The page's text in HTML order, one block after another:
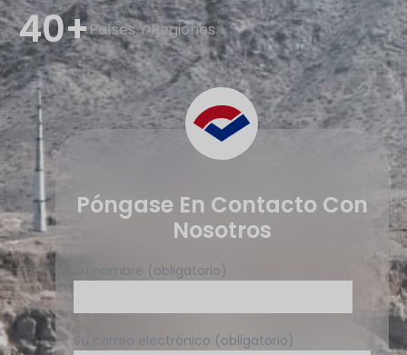
40+Países Y Regiones
Póngase En Contacto Con
Nosotros
Su nombre (obligatorio)
Su correo electrónico (obligatorio)